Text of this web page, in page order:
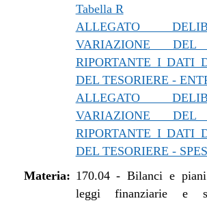
Tabella R
ALLEGATO
VARIAZIONE DEL
RIPORTANTE I DATI
DEL TESORIERE -
ALLEGATO
VARIAZIONE DEL
RIPORTANTE I DATI
DEL TESORIERE -
Materia: 170.04-Bilanci e
leggi finanziarie e